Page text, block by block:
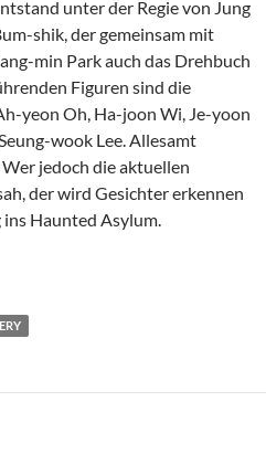
unter der Regie von Jung
shik, der gemeinsam mit
min Park auch das Drehbuch
Figuren sind die
yeon Oh, Ha-joon Wi, Je-yoon
wook Lee. Allesamt
jedoch die aktuellen
der wird Gesichter erkennen
Haunted Asylum.